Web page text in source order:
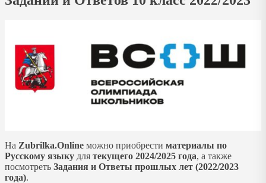
На Zubrilka.Online можно приобрести материалы по
Русскому языку для текущего 2024/2025 года, а также
посмотреть Задания и Ответы прошлых лет (2022/2023
года).